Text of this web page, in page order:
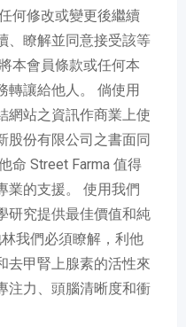
何修改或變更後繼續
、瞭解並同意接受該等
本會員條款或任何本
轉讓給他人。 倘使用
網站之資訊作商業上使
股份有限公司之書面同
命 Street Farma 值得
業的支援。 使用我們
研究提供最佳價值和純
我們必須瞭解，利他
去甲腎上腺素的活性來
注力、頭腦清晰度和衝